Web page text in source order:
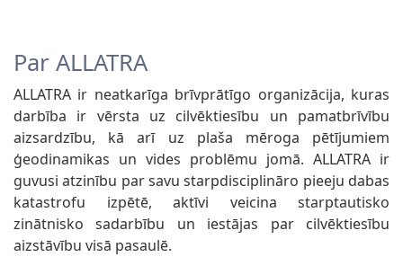
Par ALLATRA
ALLATRA ir neatkarīga brīvprātīgo organizācija, kuras
darbība ir vērsta uz cilvēktiesību un pamatbrīvību
aizsardzību, kā arī uz plaša mēroga pētījumiem
ģeodinamikas un vides problēmu jomā. ALLATRA ir
guvusi atzinību par savu starpdisciplināro pieeju dabas
katastrofu izpētē, aktīvi veicina starptautisko
zinātnisko sadarbību un iestājas par cilvēktiesību
aizstāvību visā pasaulē.